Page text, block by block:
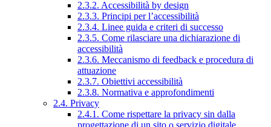
2.3.2. Accessibilità by design
2.3.3. Principi per l’accessibilità
2.3.4. Linee guida e criteri di successo
2.3.5. Come rilasciare una dichiarazione di
accessibilità
2.3.6. Meccanismo di feedback e procedura di
attuazione
2.3.7. Obiettivi accessibilità
2.3.8. Normativa e approfondimenti
2.4. Privacy
2.4.1. Come rispettare la privacy sin dalla
progettazione di un sito o servizio digitale